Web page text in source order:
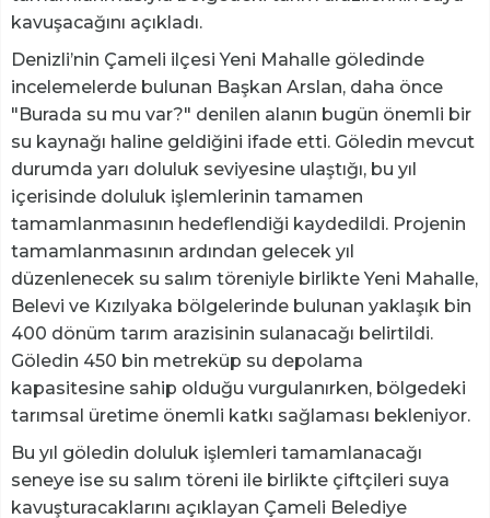
kavuşacağını açıkladı.
Denizli’nin Çameli ilçesi Yeni Mahalle göledinde
incelemelerde bulunan Başkan Arslan, daha önce
"Burada su mu var?" denilen alanın bugün önemli bir
su kaynağı haline geldiğini ifade etti. Göledin mevcut
durumda yarı doluluk seviyesine ulaştığı, bu yıl
içerisinde doluluk işlemlerinin tamamen
tamamlanmasının hedeflendiği kaydedildi. Projenin
tamamlanmasının ardından gelecek yıl
düzenlenecek su salım töreniyle birlikte Yeni Mahalle,
Belevi ve Kızılyaka bölgelerinde bulunan yaklaşık bin
400 dönüm tarım arazisinin sulanacağı belirtildi.
Göledin 450 bin metreküp su depolama
kapasitesine sahip olduğu vurgulanırken, bölgedeki
tarımsal üretime önemli katkı sağlaması bekleniyor.
Bu yıl göledin doluluk işlemleri tamamlanacağı
seneye ise su salım töreni ile birlikte çiftçileri suya
kavuşturacaklarını açıklayan Çameli Belediye